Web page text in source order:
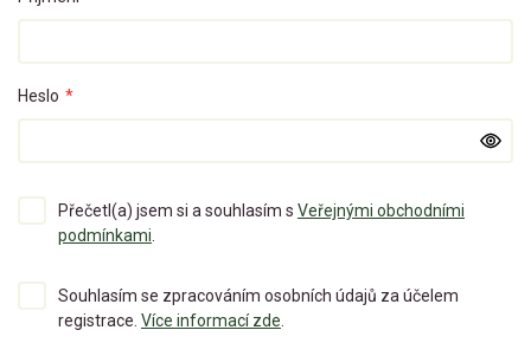
Heslo *
Přečetl(a) jsem si a souhlasím s Veřejnými obchodními
podmínkami.
Souhlasím se zpracováním osobních údajů za účelem
registrace. Více informací zde.